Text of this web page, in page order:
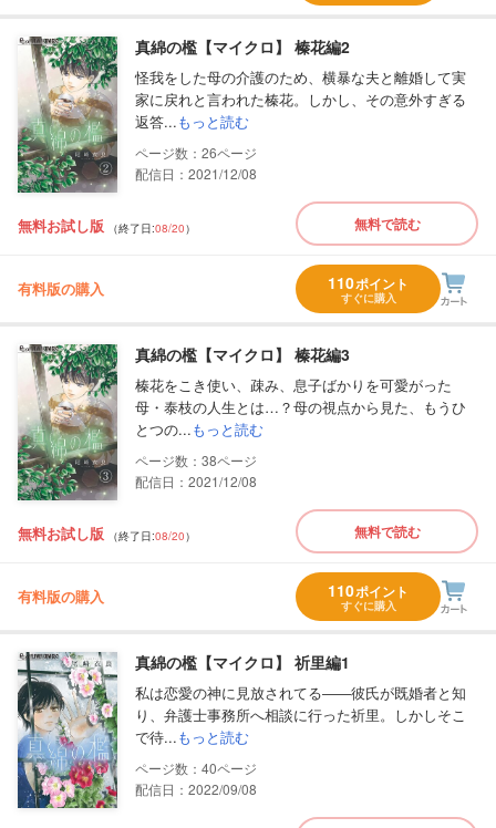
真綿の檻【マイクロ】 榛花編2
怪我をした母の介護のため、横暴な夫と離婚して実
家に戻れと言われた榛花。しかし、その意外すぎる
返答...もっと読む
26
配信日：2021/12/08
無料お試し版 （終了日:08/20） 無料で読む
有料版の購入 110ポイント
すぐに購入
真綿の檻【マイクロ】 榛花編3
榛花をこき使い、疎み、息子ばかりを可愛がった
母・泰枝の人生とは…？母の視点から見た、もうひ
とつの...もっと読む
38
配信日：2021/12/08
無料お試し版 （終了日:08/20） 無料で読む
有料版の購入 110ポイント
すぐに購入
真綿の檻【マイクロ】 祈里編1
私は恋愛の神に見放されてる――彼氏が既婚者と知
り、弁護士事務所へ相談に行った祈里。しかしそこ
で待...もっと読む
40
配信日：2022/09/08